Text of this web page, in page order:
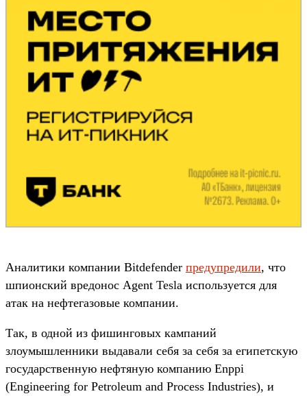
Аналитики компании Bitdefender предупредили, что
шпионский вредонос Agent Tesla используется для
атак на нефтегазовые компании.
Так, в одной из фишинговых кампаний
злоумышленники выдавали себя за себя за египетскую
государственную нефтяную компанию Enppi
(Engineering for Petroleum and Process Industries), и